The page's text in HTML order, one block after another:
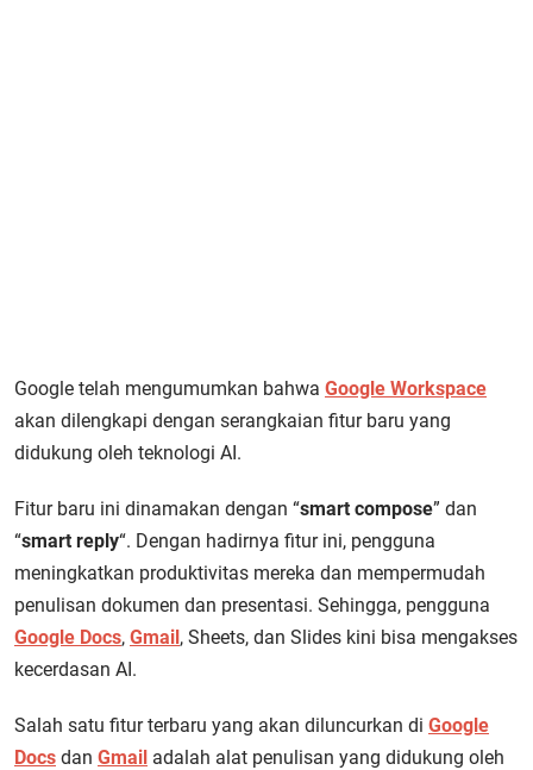
Google telah mengumumkan bahwa Google Workspace
akan dilengkapi dengan serangkaian fitur baru yang
didukung oleh teknologi AI.
Fitur baru ini dinamakan dengan “smart compose” dan
“smart reply“. Dengan hadirnya fitur ini, pengguna
meningkatkan produktivitas mereka dan mempermudah
penulisan dokumen dan presentasi. Sehingga, pengguna
Google Docs, Gmail, Sheets, dan Slides kini bisa mengakses
kecerdasan AI.
Salah satu fitur terbaru yang akan diluncurkan di Google
Docs dan Gmail adalah alat penulisan yang didukung oleh